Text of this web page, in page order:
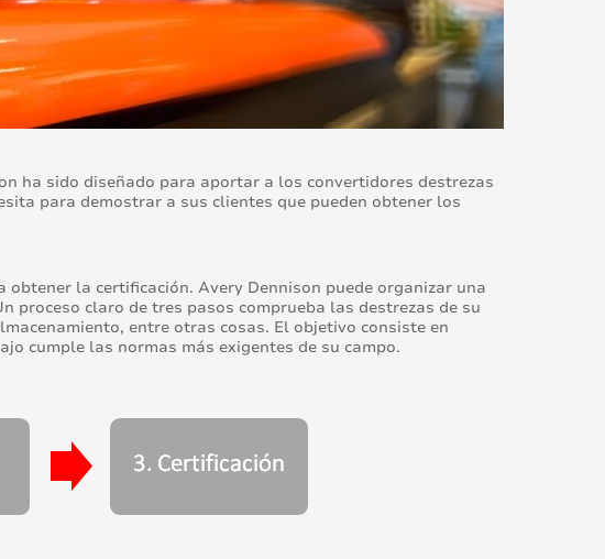
ha sido diseñado para aportar a los convertidores destrezas
para demostrar a sus clientes que pueden obtener los
la certificación. Avery Dennison puede organizar una
proceso claro de tres pasos comprueba las destrezas de su
entre otras cosas. El objetivo consiste en
cumple las normas más exigentes de su campo.